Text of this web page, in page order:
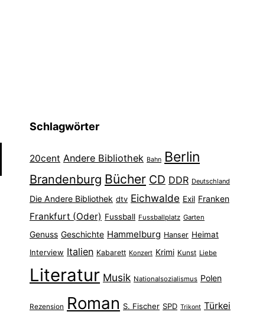
Schlagwörter
20cent Andere Bibliothek Bahn Berlin
Brandenburg Bücher CD DDR Deutschland
Die Andere Bibliothek dtv Eichwalde Exil Franken
Frankfurt (Oder) Fussball Fussballplatz Garten
Genuss Geschichte Hammelburg Hanser Heimat
Interview Italien Kabarett Konzert Krimi Kunst Liebe
Literatur Musik Nationalsozialismus Polen
Rezension Roman S. Fischer SPD Trikont Türkei